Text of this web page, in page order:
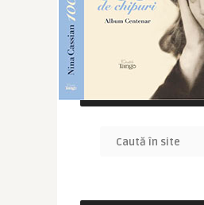
CAUTĂ ÎN SITE